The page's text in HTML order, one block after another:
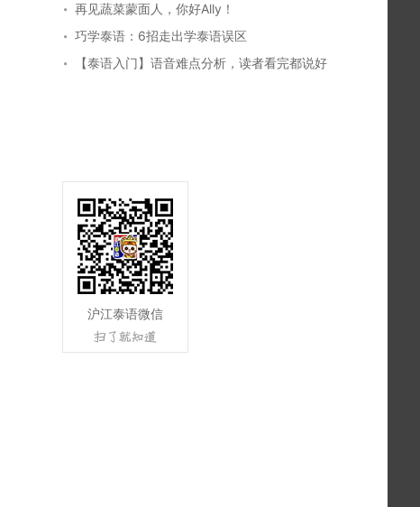
再见蔬菜蒙面人，你好Ally！
巧学泰语：6招走出学泰语误区
【泰语入门】语音难点分析，读者看完都说好
沪江泰语微信